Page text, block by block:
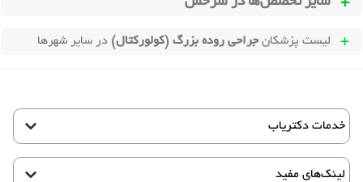
لیست پزشکانجراحی روده بزرگ (کولورکتال) در سایر شهرها
خدمات دکتریاب
لینک‌های مفید